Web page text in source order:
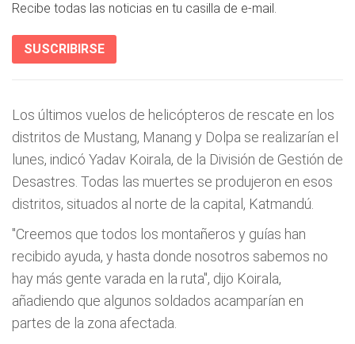
Recibe todas las noticias en tu casilla de e-mail.
SUSCRIBIRSE
Los últimos vuelos de helicópteros de rescate en los
distritos de Mustang, Manang y Dolpa se realizarían el
lunes, indicó Yadav Koirala, de la División de Gestión de
Desastres. Todas las muertes se produjeron en esos
distritos, situados al norte de la capital, Katmandú.
"Creemos que todos los montañeros y guías han
recibido ayuda, y hasta donde nosotros sabemos no
hay más gente varada en la ruta", dijo Koirala,
añadiendo que algunos soldados acamparían en
partes de la zona afectada.